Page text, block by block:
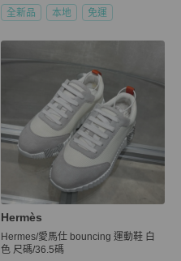
全新品 本地 免運
Hermès
Hermes/愛馬仕 bouncing 運動鞋 白
色 尺碼/36.5碼